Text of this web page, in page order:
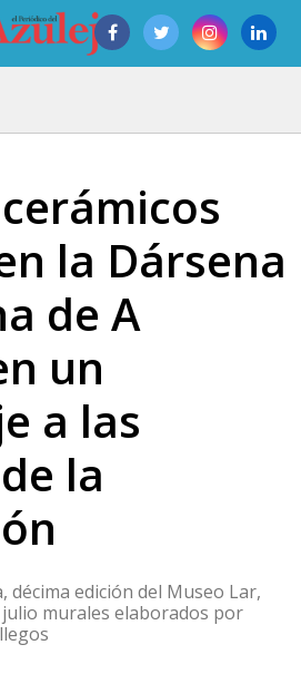
la Dársena
de A
un
a las
la
décima edición del Museo Lar,
murales elaborados por